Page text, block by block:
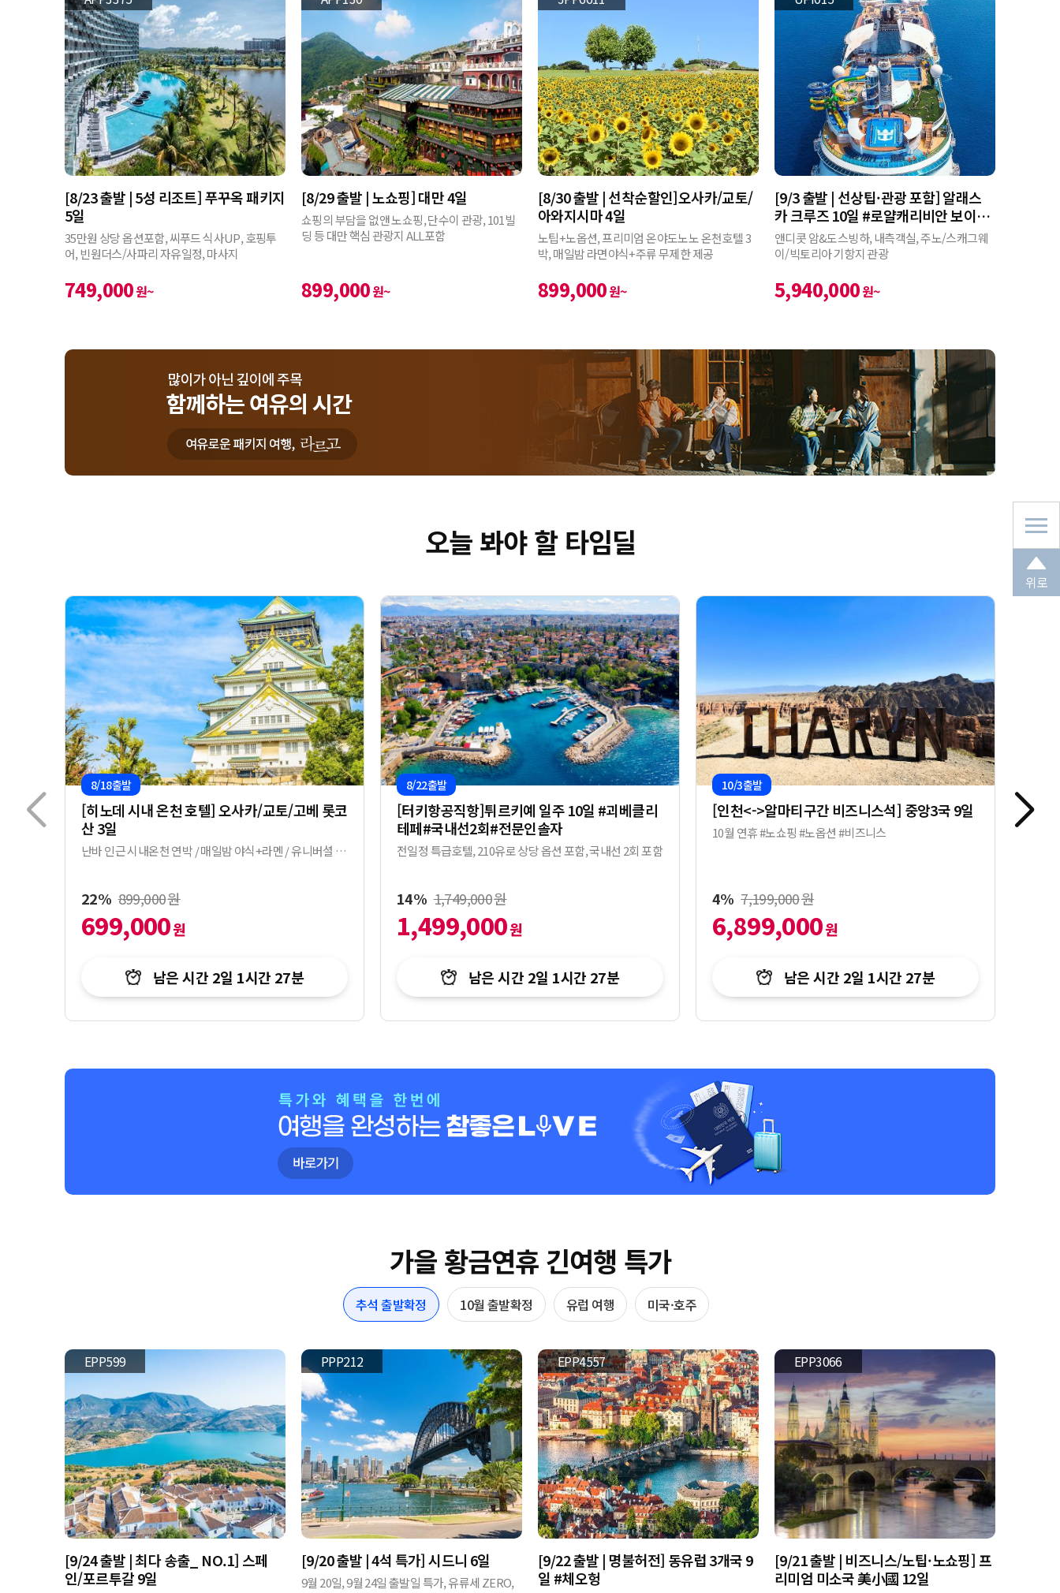
위로
[8/23 출발 | 5성 리조트] 푸꾸옥 패키지
5일
35만원 상당 옵션포함, 씨푸드 식사UP, 호핑투
어, 빈원더스/사파리 자유일정, 마사지
749,000원~
[8/29 출발 | 노쇼핑] 대만 4일
쇼핑의 부담을 없앤 노쇼핑, 단수이 관광, 101빌
딩 등 대만 핵심 관광지 ALL포함
899,000원~
[8/30 출발 | 선착순할인]오사카/교토/
아와지시마 4일
노팁+노옵션, 프리미엄 온야도노노 온천호텔 3
박, 매일밤 라면야식+주류 무제한 제공
899,000원~
[9/3 출발 | 선상팁·관광 포함] 알래스
카 크루즈 10일 #로얄캐리비안 보이저
호
앤디콧 암&도스빙하, 내측객실, 주노/스캐그웨
이/빅토리아 기항지 관광
5,940,000원~
오늘 봐야 할 타임딜
8/18출발
[히노데 시내 온천 호텔] 오사카/교토/고베 롯코
산 3일
난바 인근 시내온천 연박 / 매일밤 야식+라멘 / 유니버셜 선
22% 899,000원
699,000원
남은 시간 2일 1시간 27분
8/22출발
[터키항공직항]튀르키예 일주 10일 #괴베클리
테페#국내선2회#전문인솔자
전일정 특급호텔, 210유로 상당 옵션 포함, 국내선 2회 포함
14% 1,749,000원
1,499,000원
남은 시간 2일 1시간 27분
10/3출발
[인천<->알마티구간 비즈니스석] 중앙3국 9일
10월 연휴 #노쇼핑 #노옵션 #비즈니스
4% 7,199,000원
6,899,000원
남은 시간 2일 1시간 27분
[헤
가을 황금연휴 긴여행 특가
추석 출발확정 10월 출발확정 유럽 여행 미국·호주
EPP599
[9/24 출발 | 최다 송출_ NO.1] 스페
인/포르투갈 9일
PPP212
[9/20 출발 | 4석 특가] 시드니 6일
9월 20일, 9월 24일 출발일 특가, 유류세 ZERO,
EPP4557
[9/22 출발 | 명불허전] 동유럽 3개국 9
일 #체오헝
EPP3066
[9/21 출발 | 비즈니스/노팁·노쇼핑] 프
리미엄 미소국 美小國 12일